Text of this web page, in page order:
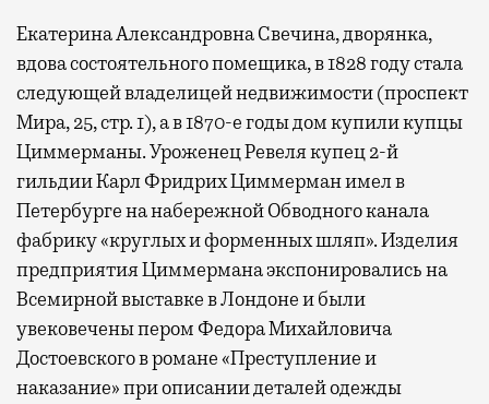
Екатерина Александровна Свечина, дворянка,
вдова состоятельного помещика, в 1828 году стала
следующей владелицей недвижимости (проспект
Мира, 25, стр. 1), а в 1870-е годы дом купили купцы
Циммерманы. Уроженец Ревеля купец 2-й
гильдии Карл Фридрих Циммерман имел в
Петербурге на набережной Обводного канала
фабрику «круглых и форменных шляп». Изделия
предприятия Циммермана экспонировались на
Всемирной выставке в Лондоне и были
увековечены пером Федора Михайловича
Достоевского в романе «Преступление и
наказание» при описании деталей одежды